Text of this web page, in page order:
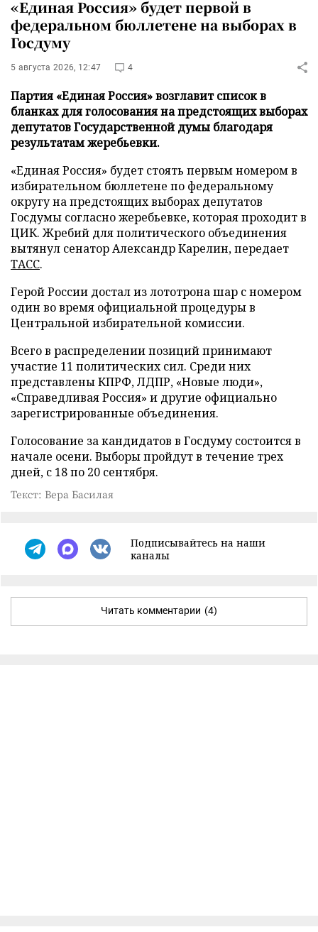
«Единая Россия» будет первой в
федеральном бюллетене на выборах в
Госдуму
5 августа 2026, 12:47 4
Партия «Единая Россия» возглавит список в
бланках для голосования на предстоящих выборах
депутатов Государственной думы благодаря
результатам жеребьевки.
«Единая Россия» будет стоять первым номером в
избирательном бюллетене по федеральному
округу на предстоящих выборах депутатов
Госдумы согласно жеребьевке, которая проходит в
ЦИК. Жребий для политического объединения
вытянул сенатор Александр Карелин, передает
ТАСС.
Герой России достал из лототрона шар с номером
один во время официальной процедуры в
Центральной избирательной комиссии.
Всего в распределении позиций принимают
участие 11 политических сил. Среди них
представлены КПРФ, ЛДПР, «Новые люди»,
«Справедливая Россия» и другие официально
зарегистрированные объединения.
Голосование за кандидатов в Госдуму состоится в
начале осени. Выборы пройдут в течение трех
дней, с 18 по 20 сентября.
Текст: Вера Басилая
Подписывайтесь на наши
каналы
Читать комментарии (4)